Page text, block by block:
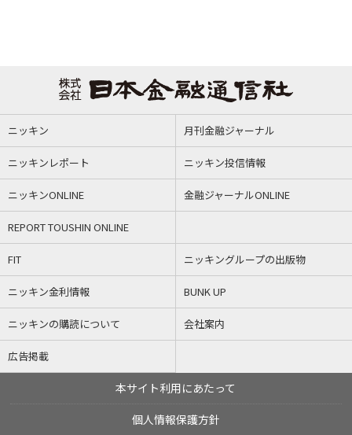
ニッキン 月刊金融ジャーナル
ニッキンレポート ニッキン投信情報
ニッキンONLINE 金融ジャーナルONLINE
REPORT TOUSHIN ONLINE
FIT ニッキングループの出版物
ニッキン金利情報 BUNK UP
ニッキンの購読について 会社案内
広告掲載
本サイト利用にあたって
個人情報保護方針